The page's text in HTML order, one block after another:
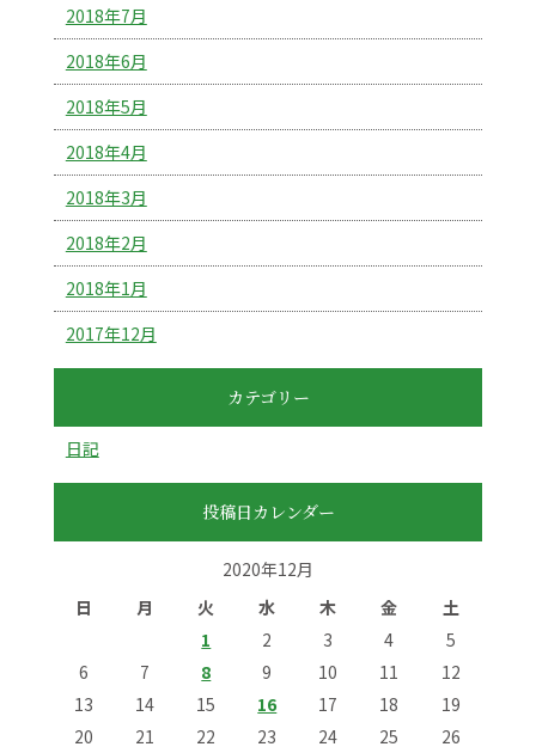
2018年7月
2018年6月
2018年5月
2018年4月
2018年3月
2018年2月
2018年1月
2017年12月
カテゴリー
日記
投稿日カレンダー
2020年12月
日
月 火 水 木 金
土
1
2 3 4
5
6
7 8 9 10 11
12
13
14 15 16 17 18
19
20
21 22 23 24 25 26